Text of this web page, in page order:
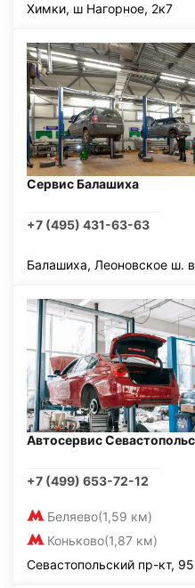
Химки, ш Нагорное, 2к7
Сервис Балашиха
+7 (495) 431-63-63
Балашиха, Леоновское ш.
Автосервис
+7 (499) 653-72-12
Беляево(1,59 км)
Коньково(1,87 км)
Севастопольский пр-кт,